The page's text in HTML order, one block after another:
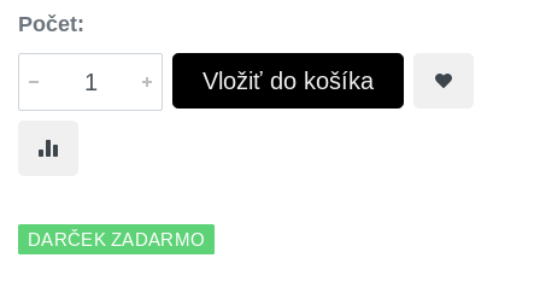
Počet:
Vložiť do košíka
DARČEK ZADARMO